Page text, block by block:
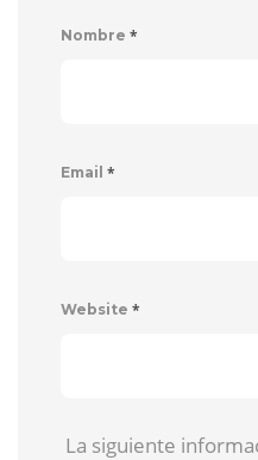
Nombre *
Email *
Website *
La siguiente